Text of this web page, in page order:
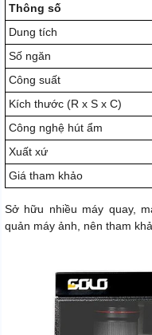
Thông số
Dung tích
Số ngăn
Công suất
Kích thước (R x S x C)
Công nghệ hút ẩm
Xuất xứ
Giá tham khảo
Sở hữu nhiều máy quay,
quản máy ảnh, nên tham